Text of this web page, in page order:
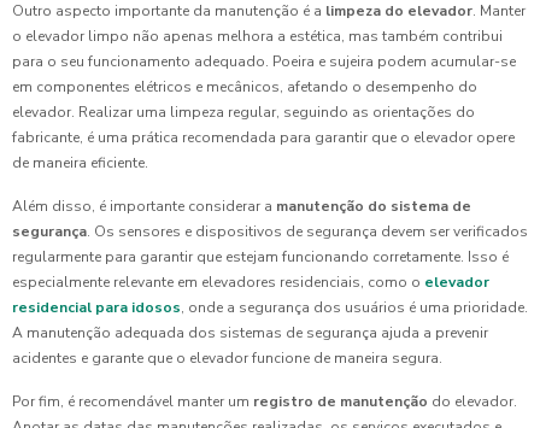
Outro aspecto importante da manutenção é a limpeza do elevador. Manter
o elevador limpo não apenas melhora a estética, mas também contribui
para o seu funcionamento adequado. Poeira e sujeira podem acumular-se
em componentes elétricos e mecânicos, afetando o desempenho do
elevador. Realizar uma limpeza regular, seguindo as orientações do
fabricante, é uma prática recomendada para garantir que o elevador opere
de maneira eficiente.
Além disso, é importante considerar a manutenção do sistema de
segurança. Os sensores e dispositivos de segurança devem ser verificados
regularmente para garantir que estejam funcionando corretamente. Isso é
especialmente relevante em elevadores residenciais, como o elevador
residencial para idosos, onde a segurança dos usuários é uma prioridade.
A manutenção adequada dos sistemas de segurança ajuda a prevenir
acidentes e garante que o elevador funcione de maneira segura.
Por fim, é recomendável manter um registro de manutenção do elevador.